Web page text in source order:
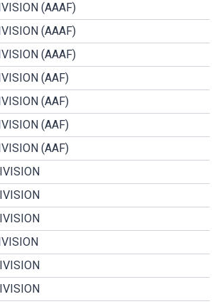
(AAAF)
(AAAF)
(AAAF)
(AAF)
(AAF)
(AAF)
(AAF)